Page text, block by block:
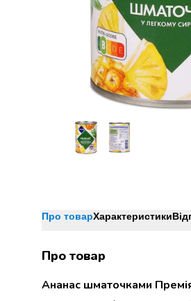
Джин
Ром
Текіла
мескаль
Лікери
наливки
Настоянки,
бальзами,
біттери
алкоголь
Сидри
Про товарХарактеристики
Про товар
Ананас шматочками